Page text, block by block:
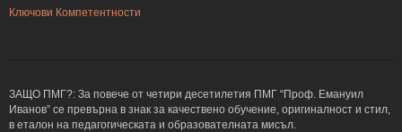
Ключови Компетентности
ЗАЩО ПМГ?: За повече от четири десетилетия ПМГ “Проф. Емануил
Иванов” се превърна в знак за качествено обучение, оригиналност и стил,
в еталон на педагогическата и образователната мисъл.